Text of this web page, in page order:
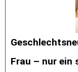
Frau – nur ein